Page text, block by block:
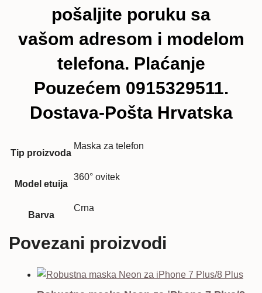
pošaljite poruku sa
vašom adresom i modelom
telefona. Plaćanje
Pouzećem 0915329511.
Dostava-Pošta Hrvatska
Tip proizvoda
Maska za telefon
Model etuija
360° ovitek
Barva
Crna
Povezani proizvodi